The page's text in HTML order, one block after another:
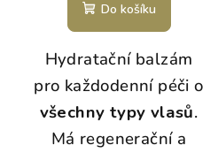
Do košíku
Hydratační balzám
pro každodenní péči o
všechny typy vlasů.
Má regenerační a